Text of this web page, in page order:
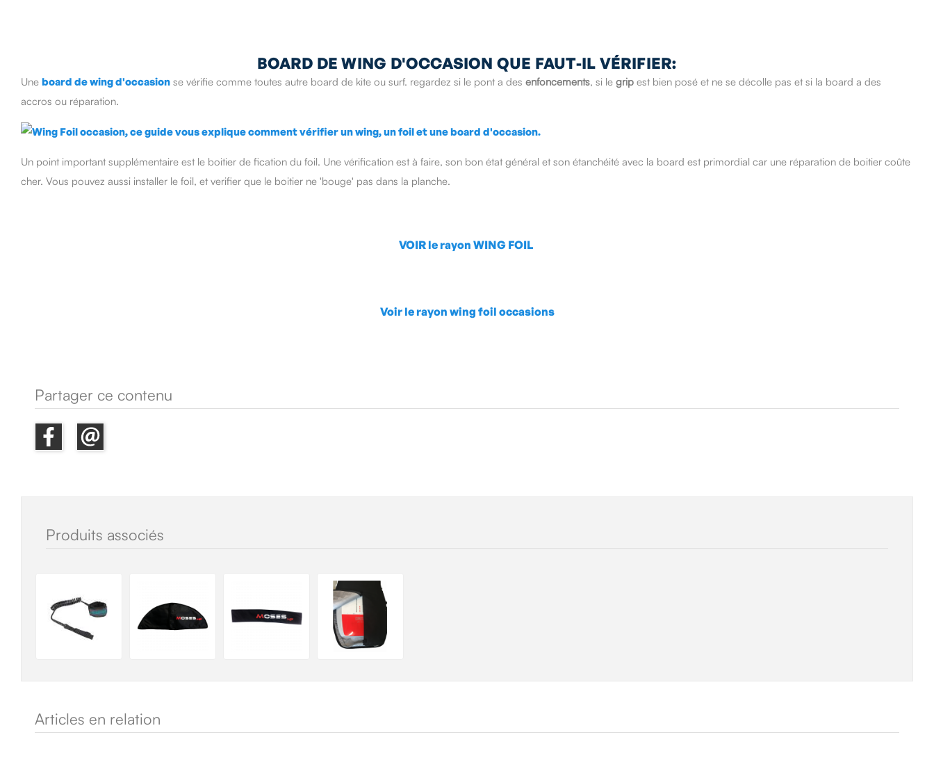
BOARD DE WING D'OCCASION QUE FAUT-IL VÉRIFIER:
Une board de wing d'occasion se vérifie comme toutes autre board de kite ou surf. regardez si le pont a des enfoncements, si le grip est bien posé et ne se décolle pas et si la board a des
accros ou réparation.
Un point important supplémentaire est le boitier de fication du foil. Une vérification est à faire, son bon état général et son étanchéité avec la board est primordial car une réparation de boitier coûte
cher. Vous pouvez aussi installer le foil, et verifier que le boitier ne 'bouge' pas dans la planche.
VOIR le rayon WING FOIL
Voir le rayon wing foil occasions
Partager ce contenu
Produits associés
Articles en relation